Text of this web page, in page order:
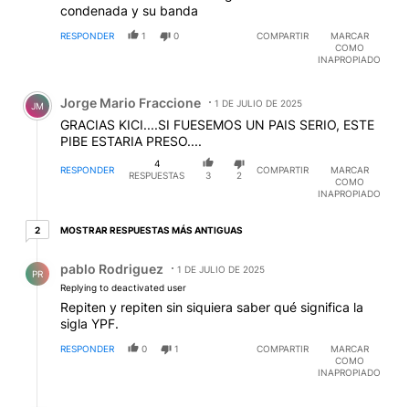
condenada y su banda
RESPONDER 1 0 COMPARTIR
MARCAR
COMO
INAPROPIADO
Comentario de Jorge Mario Fraccione.
JM Jorge Mario Fraccione 1 DE JULIO DE 2025
GRACIAS KICI....SI FUESEMOS UN PAIS SERIO, ESTE
PIBE ESTARIA PRESO....
RESPONDER
4
RESPUESTAS
3 2
COMPARTIR
MARCAR
COMO
INAPROPIADO
22 respuestas más antiguas
MOSTRAR RESPUESTAS MÁS ANTIGUAS
PR pablo Rodriguez
1 DE JULIO DE 2025
Replying to deactivated user
Repiten y repiten sin siquiera saber qué significa la
sigla YPF.
RESPONDER 0 1 COMPARTIR
MARCAR
COMO
INAPROPIADO